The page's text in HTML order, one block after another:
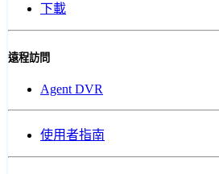
下載
遠程訪問
Agent DVR
使用者指南